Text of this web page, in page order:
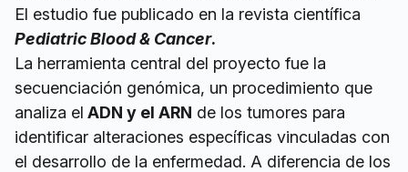
El estudio fue publicado en la revista científica
Pediatric Blood & Cancer.
La herramienta central del proyecto fue la
secuenciación genómica, un procedimiento que
analiza el ADN y el ARN de los tumores para
identificar alteraciones específicas vinculadas con
el desarrollo de la enfermedad. A diferencia de los